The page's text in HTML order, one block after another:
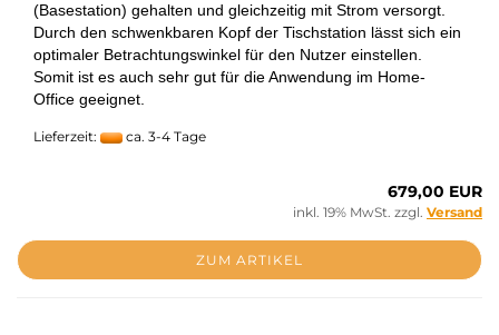
(Basestation) gehalten und gleichzeitig mit Strom versorgt.
Durch den schwenkbaren Kopf der Tischstation lässt sich ein
optimaler Betrachtungswinkel für den Nutzer einstellen.
Somit ist es auch sehr gut für die Anwendung im Home-
Office geeignet.
Lieferzeit: ca. 3-4 Tage
679,00 EUR
inkl. 19% MwSt. zzgl. Versand
ZUM ARTIKEL